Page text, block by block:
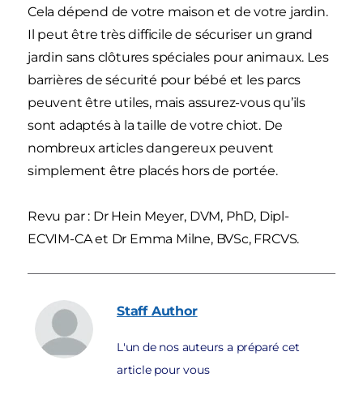
Cela dépend de votre maison et de votre jardin.
Il peut être très difficile de sécuriser un grand
jardin sans clôtures spéciales pour animaux. Les
barrières de sécurité pour bébé et les parcs
peuvent être utiles, mais assurez-vous qu’ils
sont adaptés à la taille de votre chiot. De
nombreux articles dangereux peuvent
simplement être placés hors de portée.
Revu par : Dr Hein Meyer, DVM, PhD, Dipl-
ECVIM-CA et Dr Emma Milne, BVSc, FRCVS.
Staff Author
L'un de nos auteurs a préparé cet
article pour vous